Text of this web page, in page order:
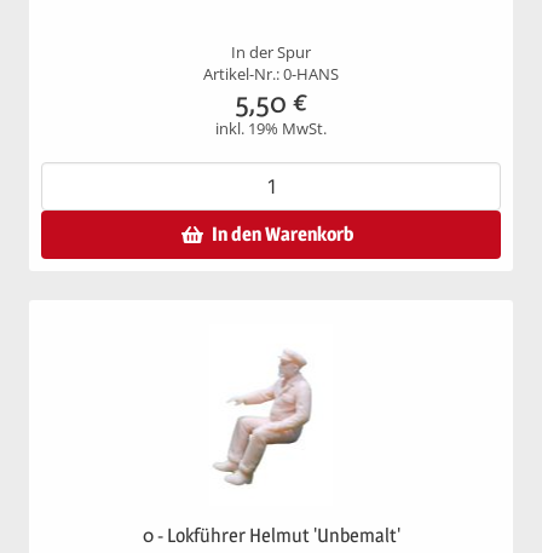
In der Spur
Artikel-Nr.: 0-HANS
5,50 €
inkl. 19% MwSt.
In den Warenkorb
0 - Lokführer Helmut 'Unbemalt'